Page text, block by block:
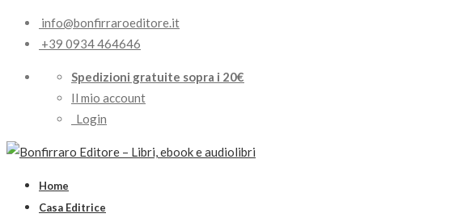
info@bonfirraroeditore.it
+39 0934 464646
Spedizioni gratuite sopra i 20€
Il mio account
Login
Home
Casa Editrice